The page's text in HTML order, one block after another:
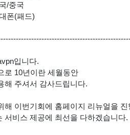
/중국
폰(패드)
입니다.
로 10년이란 세월동안
해 주셔서 감사드립니다.
해 이번기회에 홈페이지 리뉴얼을
서비스 제공에 최선을 다하겠습니다.